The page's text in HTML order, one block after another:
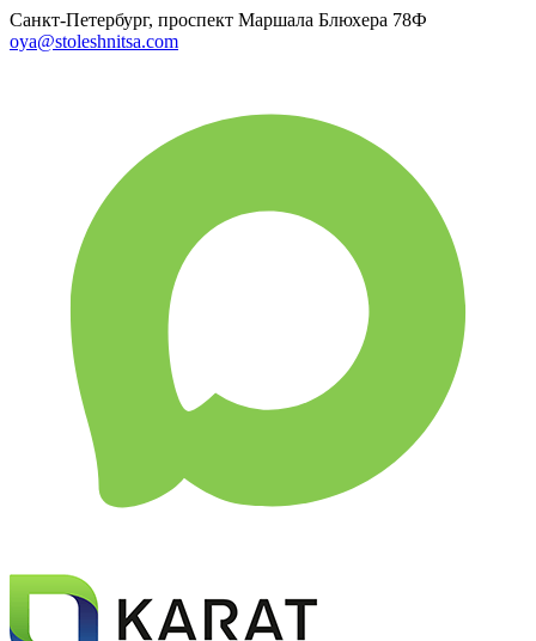
Санкт-Петербург, проспект Маршала Блюхера 78Ф
oya@stoleshnitsa.com